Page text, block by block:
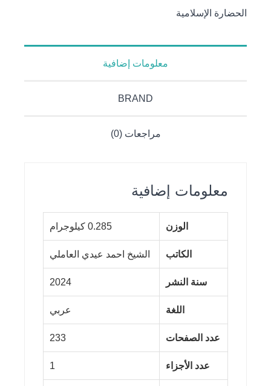
الحضارة الإسلامية
معلومات إضافية
BRAND
مراجعات (0)
معلومات إضافية
الوزن 0.285 كيلوجرام
الكاتب الشيخ احمد عيدي العاملي
سنة النشر 2024
اللغة عربي
عدد الصفحات 233
عدد الأجزاء 1